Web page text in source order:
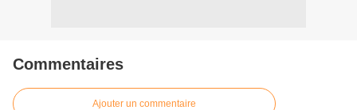
Commentaires
Ajouter un commentaire